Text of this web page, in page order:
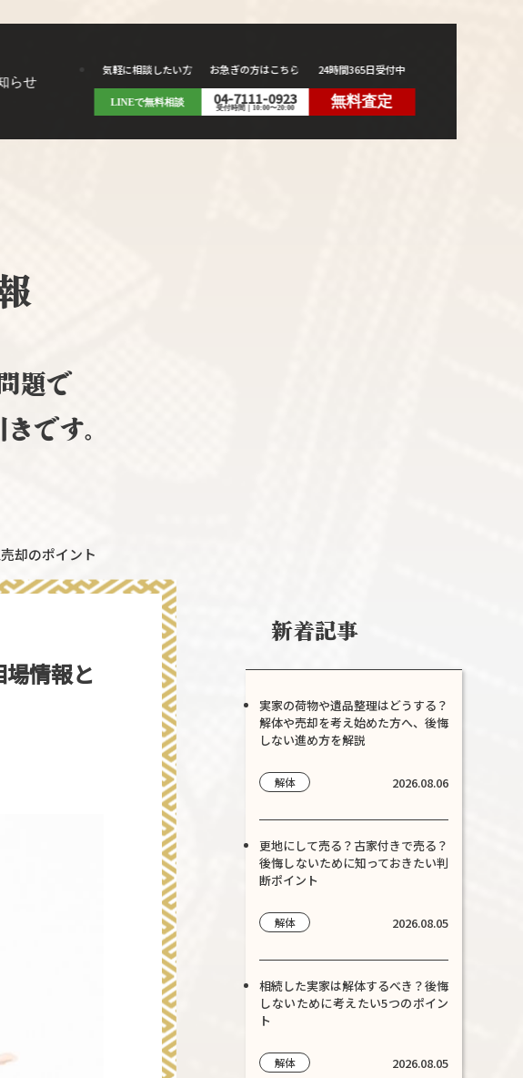
らせ
気軽に相談したい方
LINEで無料相談
お急ぎの方はこちら
04-7111-0923
受付時間｜10:00〜20:00
24時間365日受付中
無料査定
題で
です。
却のポイント
情報と
新着記事
実家の荷物や遺品整理はどうする？
解体や売却を考え始めた方へ、後悔
しない進め方を解説
解体 2026.08.06
更地にして売る？古家付きで売る？
後悔しないために知っておきたい判
断ポイント
解体 2026.08.05
相続した実家は解体するべき？後悔
しないために考えたい5つのポイン
ト
解体 2026.08.05